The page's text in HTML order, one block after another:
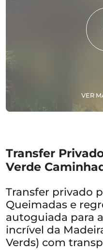
VER
Transfer
Verde
Transfer privado
Queimadas e
autoguiada para
incrível da
Verds) com